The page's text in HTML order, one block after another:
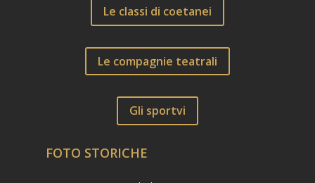
Le classi di coetanei
Le compagnie teatrali
Gli sportvi
FOTO STORICHE